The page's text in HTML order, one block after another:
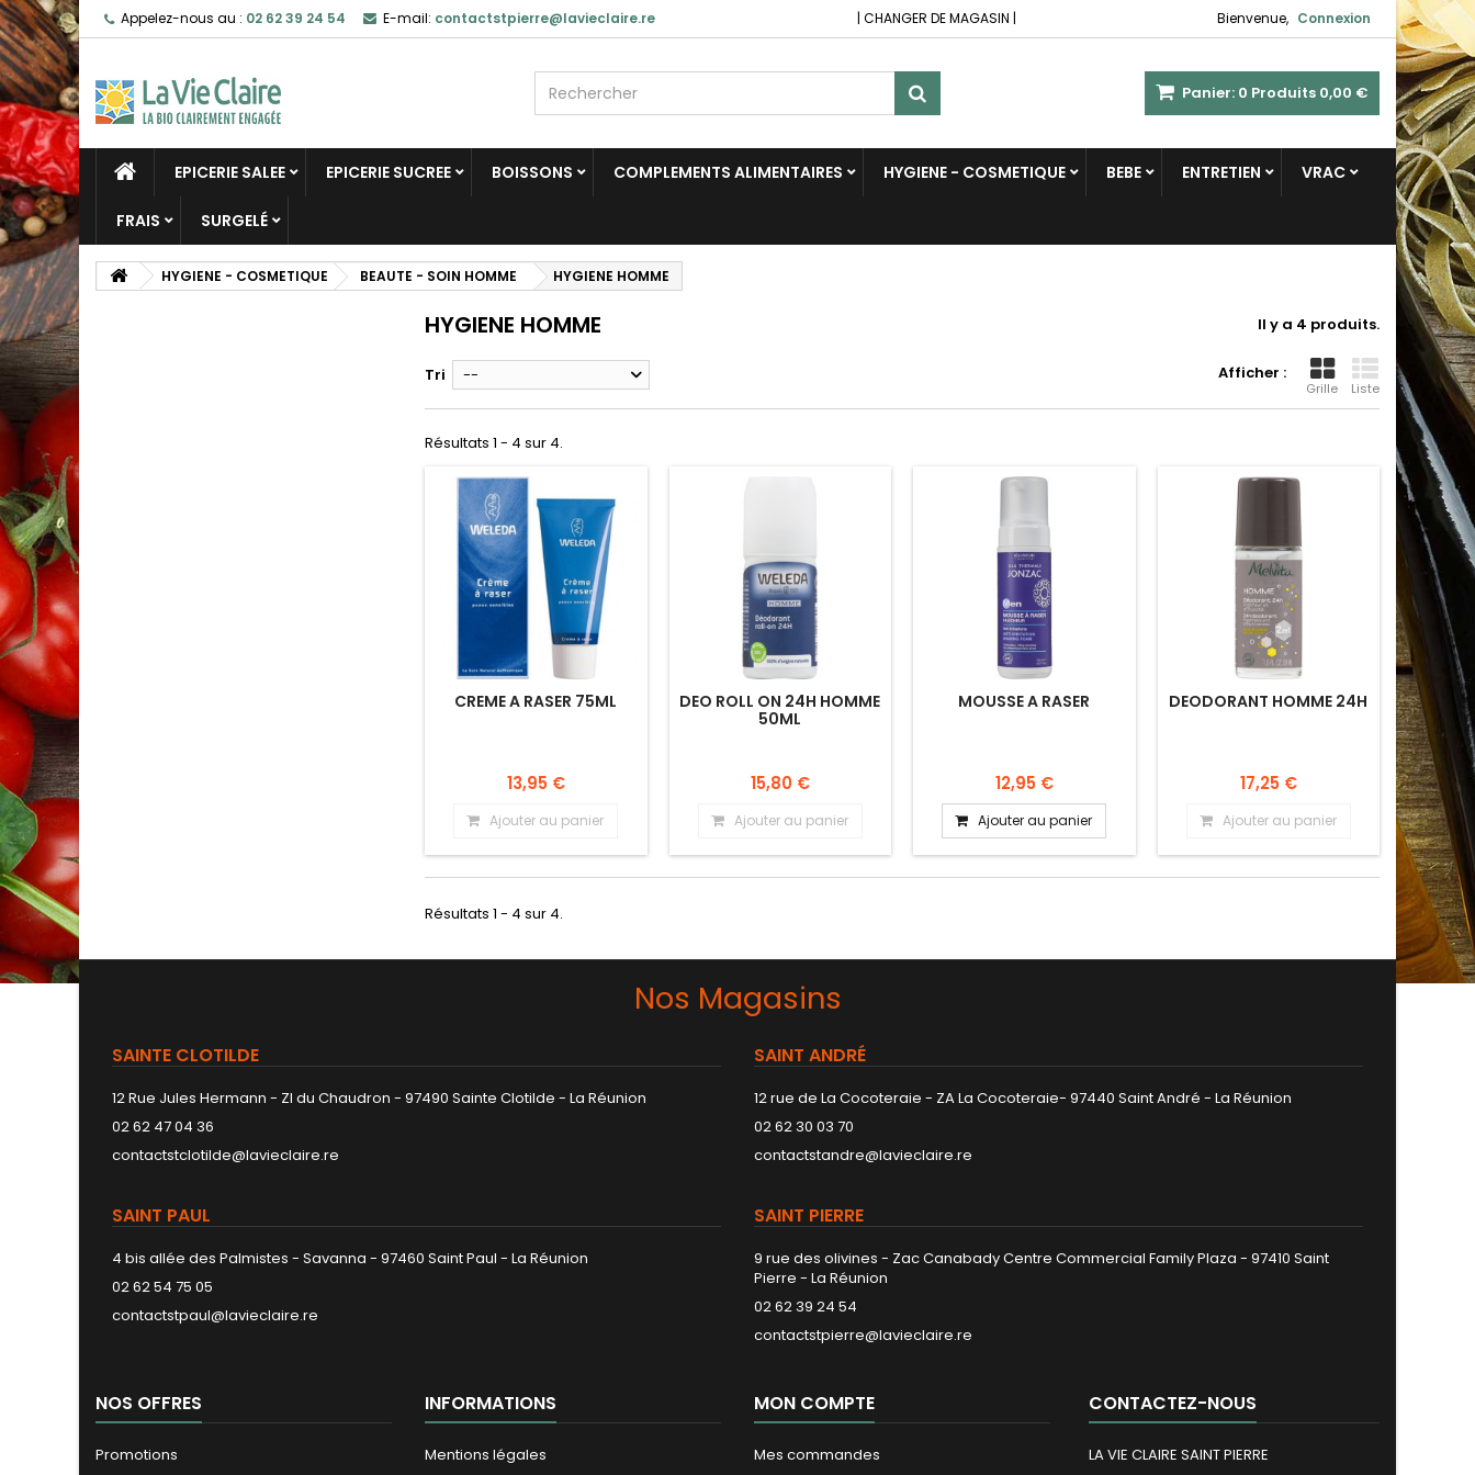
Bienvenue, Connexion
Appelez-nous au : 02 62 39 24 54 E-mail: contactstpierre@lavieclaire.re | CHANGER DE MAGASIN |
Panier: 0 Produits 0,00 €
EPICERIE SALEE EPICERIE SUCREE BOISSONS COMPLEMENTS ALIMENTAIRES HYGIENE - COSMETIQUE BEBE ENTRETIEN VRAC
FRAIS SURGELÉ
HYGIENE - COSMETIQUE BEAUTE - SOIN HOMME HYGIENE HOMME
HYGIENE HOMME Il y a 4 produits.
Afficher :
Grille Liste
Tri --
Résultats 1 - 4 sur 4.
CREME A RASER 75ML
13,95 €
Ajouter au panier
DEO ROLL ON 24H HOMME
50ML
15,80 €
Ajouter au panier
MOUSSE A RASER
12,95 €
Ajouter au panier
DEODORANT HOMME 24H
17,25 €
Ajouter au panier
Résultats 1 - 4 sur 4.
Nos Magasins
SAINTE CLOTILDE
12 Rue Jules Hermann - ZI du Chaudron - 97490 Sainte Clotilde - La Réunion
02 62 47 04 36
contactstclotilde@lavieclaire.re
SAINT ANDRÉ
12 rue de La Cocoteraie - ZA La Cocoteraie- 97440 Saint André - La Réunion
02 62 30 03 70
contactstandre@lavieclaire.re
SAINT PAUL
4 bis allée des Palmistes - Savanna - 97460 Saint Paul - La Réunion
02 62 54 75 05
contactstpaul@lavieclaire.re
SAINT PIERRE
9 rue des olivines - Zac Canabady Centre Commercial Family Plaza - 97410 Saint
Pierre - La Réunion
02 62 39 24 54
contactstpierre@lavieclaire.re
NOS OFFRES
Promotions
INFORMATIONS
Mentions légales
MON COMPTE
Mes commandes
CONTACTEZ-NOUS
LA VIE CLAIRE SAINT PIERRE